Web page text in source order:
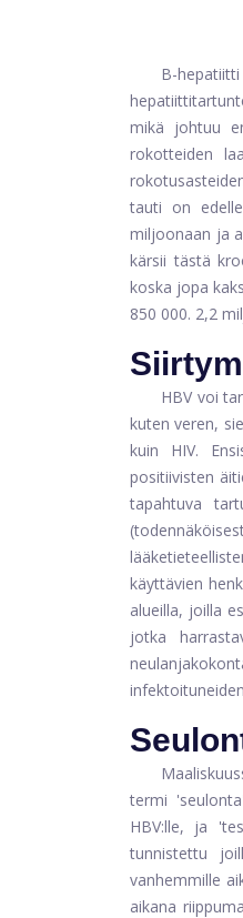
B-
mikä johtuu
rokotteiden
tauti on
miljoonaan ja
kärsii tästä
koska jopa
850 000. 2,2
HBV voi
kuten veren,
kuin HIV.
positiivisten
tapahtuva
käyttävien
alueilla, joilla
jotka
termi
HBV:lle, ja
tunnistettu
vanhemmille
aikana